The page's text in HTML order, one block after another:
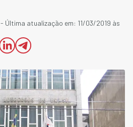
- Última atualização em: 11/03/2019 às